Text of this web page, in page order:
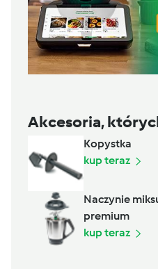
Akcesoria,
Kopystka
kup teraz
Naczynie
premium
kup teraz